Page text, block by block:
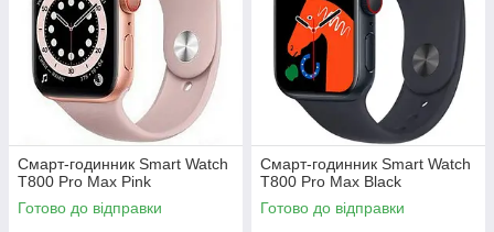
Смарт-годинник Smart Watch
T800 Pro Max Pink
Готово до відправки
Смарт-годинник Smart Watch
T800 Pro Max Black
Готово до відправки